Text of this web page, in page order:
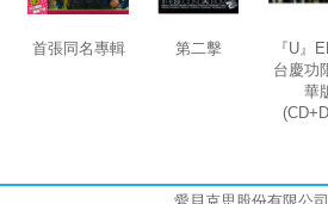
首張同名專輯 第二擊
『U』
台慶功
華